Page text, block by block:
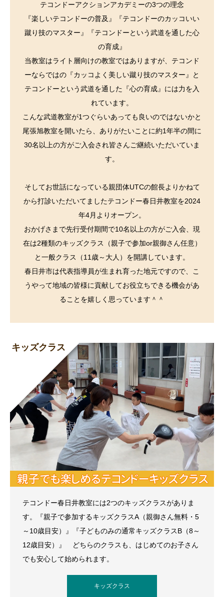
テコンドーアクションアカデミーの3つの理念
『楽しいテコンドーの普及』『テコンドーのカッコいい
蹴り技のマスター』『テコンドーという武道を通した心
の育成』
当教室はライト層向けの教室ではありますが、テコンド
ーならではの『カッコよく美しい蹴り技のマスター』と
テコンドーという武道を通した『心の育成』には力を入
れています。
こんな武道教室が1つぐらいあっても良いのではないかと
尾張旭教室を開いたら、ありがたいことに約1年半の間に
30名以上の方がご入会され皆さんご継続いただいていま
す。
そしてお世話になっている親団体UTCの館長よりかねて
から打診いただいてましたテコンドー春日井教室を2024
年4月よりオープン。
おかげさまで先行受付期間で10名以上の方がご入会、現
在は2種類のキッズクラス（親子で参加or親御さん任意）
と一般クラス（11歳～大人）を開講しています。
春日井市は代表指導員が生まれ育った地元ですので、こ
うやって地域の皆様に貢献してお役立ちできる機会があ
ることを嬉しく思っています＾＾
キッズクラス
テコンドー春日井教室には2つのキッズクラスがありま
す。『親子で参加するキッズクラスA（親御さん無料・5
～10歳目安）』『子どものみの通常キッズクラスB（8～
12歳目安）』 どちらのクラスも、はじめてのお子さん
でも安心して始められます。
キッズクラス